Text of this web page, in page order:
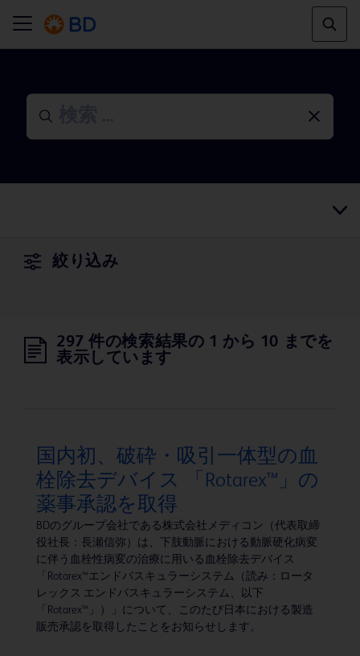
絞り込み
297 件の検索結果の 1 から 10 までを
表示しています
国内初、破砕・吸引一体型の血
栓除去デバイス 「Rotarex™」の
薬事承認を取得
BDのグループ会社である株式会社メディコン（代表取締
役社長：長瀬信弥）は、下肢動脈における動脈硬化病変
に伴う血栓性病変の治療に用いる血栓除去デバイス
「Rotarex™エンドバスキュラーシステム（読み：ロータ
レックス エンドバスキュラーシステム、以下
「Rotarex™」）」について、このたび日本における製造
販売承認を取得したことをお知らせします。